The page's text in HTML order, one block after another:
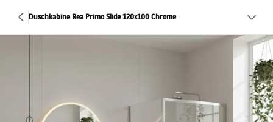
Duschkabine Rea Primo Slide 120x100 Chrome